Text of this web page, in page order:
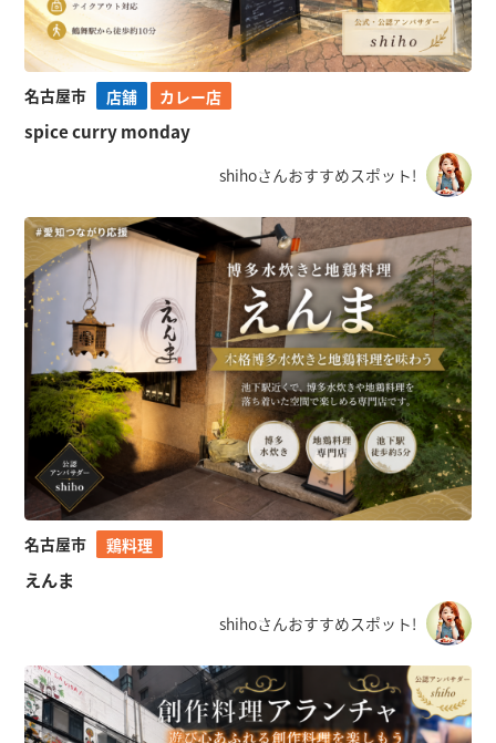
名古屋市 店舗 カレー店
spice curry monday
shihoさんおすすめスポット!
名古屋市 鶏料理
えんま
shihoさんおすすめスポット!